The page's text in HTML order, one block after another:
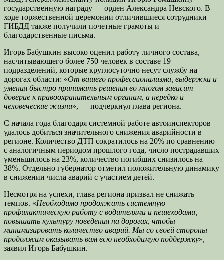
государственную награду — орден Александра Невского. В
ходе торжественной церемонии отличившиеся сотрудники
ГИБДД также получили почетные грамоты и
благодарственные письма.
Игорь Бабушкин высоко оценил работу личного состава,
насчитывающего более 750 человек в составе 19
подразделений, которые круглосуточно несут службу на
дорогах области: «От вашего профессионализма, выдержки и
умения быстро принимать решения во многом зависит
доверие к правоохранительным органам, а нередко и
человеческие жизни», — подчеркнул глава региона.
С начала года благодаря системной работе автоинспекторов
удалось добиться значительного снижения аварийности в
регионе. Количество ДТП сократилось на 20% по сравнению
с аналогичным периодом прошлого года, число пострадавших
уменьшилось на 23%, количество погибших снизилось на
38%. Отдельно губернатор отметил положительную динамику
в снижении числа аварий с участием детей.
Несмотря на успехи, глава региона призвал не снижать
темпов. «Необходимо продолжать системную
профилактическую работу с водителями и пешеходами,
повышать культуру поведения на дорогах, чтобы
минимизировать количество аварий. Мы со своей стороны
продолжим оказывать вам всю необходимую поддержку», —
заявил Игорь Бабушкин.